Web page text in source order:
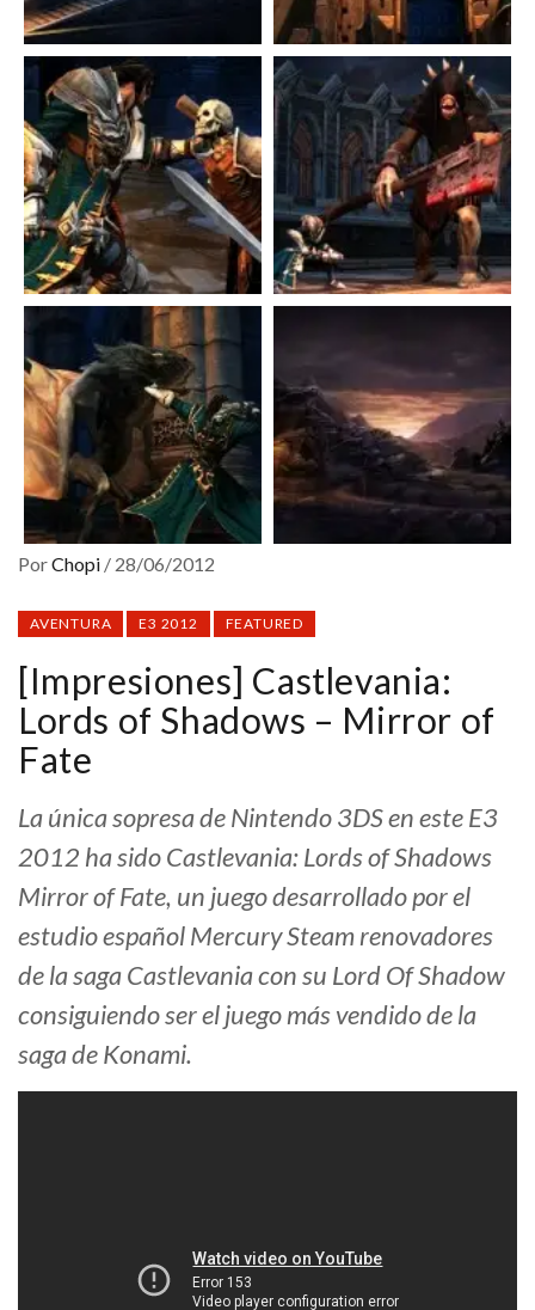
PorChopi / 28/06/2012
AVENTURA E3 2012 FEATURED
[Impresiones] Castlevania:
Lords of Shadows – Mirror of
Fate
La única sopresa de Nintendo 3DS en este E3
2012 ha sido Castlevania: Lords of Shadows
Mirror of Fate, un juego desarrollado por el
estudio español Mercury Steam renovadores
de la saga Castlevania con su Lord Of Shadow
consiguiendo ser el juego más vendido de la
saga de Konami.